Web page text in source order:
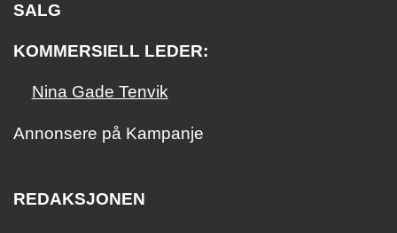
SALG
KOMMERSIELL LEDER:
Nina Gade Tenvik
Annonsere på Kampanje
REDAKSJONEN